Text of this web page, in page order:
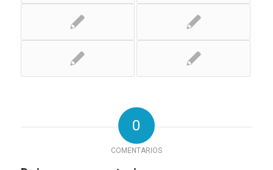
0
COMENTARIOS